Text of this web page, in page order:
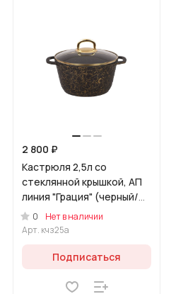
2 800 ₽
Кастрюля 2,5л со
стеклянной крышкой, АП
линия "Грация" (черный/
золото)
0
Нет в наличии
Арт. кчз25а
Подписаться